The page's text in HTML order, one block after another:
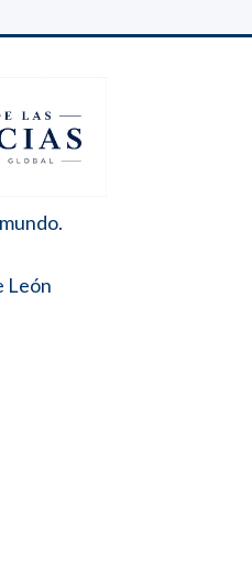
León